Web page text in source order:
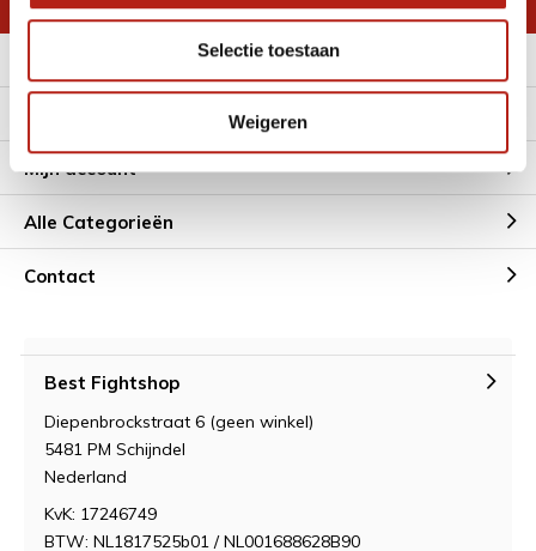
Selectie toestaan
Weigeren
Mijn account
Alle Categorieën
Contact
Best Fightshop
Diepenbrockstraat 6 (geen winkel)
5481 PM Schijndel
Nederland
KvK: 17246749
BTW: NL1817525b01 / NL001688628B90